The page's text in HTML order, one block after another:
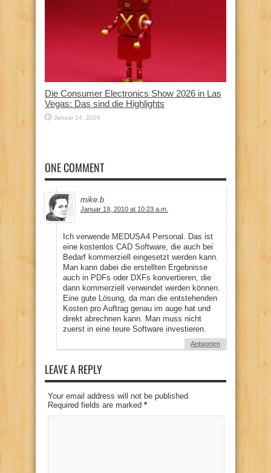
Die Consumer Electronics Show 2026 in Las
Vegas: Das sind die Highlights
Januar 14, 2026
ONE COMMENT
mike.b
Januar 19, 2010 at 10:23 a.m.
Ich verwende MEDUSA4 Personal. Das ist
eine kostenlos CAD Software, die auch bei
Bedarf kommerziell eingesetzt werden kann.
Man kann dabei die erstellten Ergebnisse
auch in PDFs oder DXFs konvertieren, die
dann kommerziell verwendet werden können.
Eine gute Lösung, da man die entstehenden
Kosten pro Auftrag genau im auge hat und
direkt abrechnen kann. Man muss nicht
zuerst in eine teure Software investieren.
Antworten
LEAVE A REPLY
Your email address will not be published.
Required fields are marked *